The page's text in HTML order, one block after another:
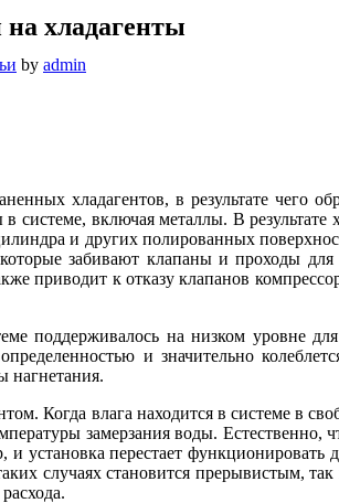
хладагенты
by admin
хладагентов, в результате чего
включая металлы. В результате
и других полированных
забивают клапаны и проходы
приводит к отказу клапанов
поддерживалось на низком уровне
и значительно
нагнетания.
Когда влага находится в системе в
замерзания воды. Естественно,
и установка перестает функционировать
случаях становится прерывистым,